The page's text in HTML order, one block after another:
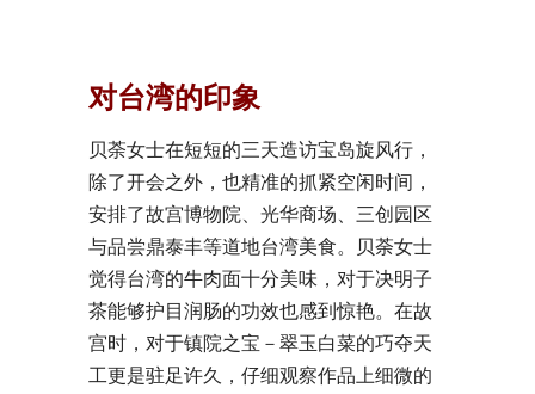
对台湾的印象
贝荼女士在短短的三天造访宝岛旋风行，
除了开会之外，也精准的抓紧空闲时间，
安排了故宫博物院、光华商场、三创园区
与品尝鼎泰丰等道地台湾美食。贝荼女士
觉得台湾的牛肉面十分美味，对于决明子
茶能够护目润肠的功效也感到惊艳。在故
宫时，对于镇院之宝－翠玉白菜的巧夺天
工更是驻足许久，仔细观察作品上细微的